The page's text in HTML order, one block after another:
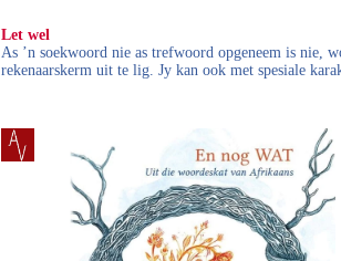
Let wel
As ’n soekwoord nie as trefwoord opgeneem is
rekenaarskerm uit te lig. Jy kan ook met spesiale